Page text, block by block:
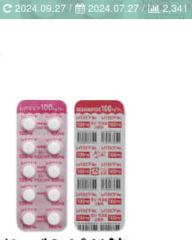
2024.09.27 / 2024.07.27 / 2,341